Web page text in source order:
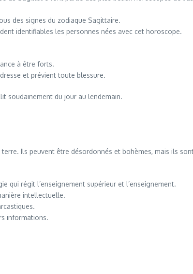
des signes du zodiaque Sagittaire.
identifiables les personnes nées avec cet horoscope.
à être forts.
et prévient toute blessure.
soudainement du jour au lendemain.
Ils peuvent être désordonnés et bohèmes, mais ils
qui régit l’enseignement supérieur et l’enseignement.
intellectuelle.
informations.